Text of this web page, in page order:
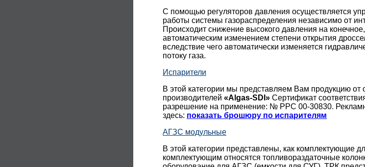
С помощью регуляторов давления осуществляется
работы системы газораспределения независимо от
Происходит снижение высокого давления на
автоматическим изменением степени открытия
вследствие чего автоматически изменяется
потоку газа.
Испарители
В этой категории мы представляем Вам продукцию от
производителей «Algas-SDI» Сертификат
разрешение на применение: № РРС 00-30830.
здесь: показать брошюру по испарителям
АГЗС модульные
В этой категории представлены, как комплектующие
комплектующим относятся топливораздаточные